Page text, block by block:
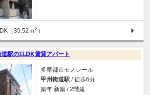
（39.52ｍ2 ）
道駅の1LDK賃貸アパート
多摩都市モノレール
甲州街道駅 / 徒歩6分
築年 新築 / 2階建